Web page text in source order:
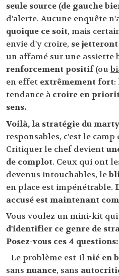
seule source (de gauche
d'alerte. Aucune enquête
quoique ce soit, mais
envie d'y croire, se
un affamé sur une assiette
renforcement positif(ou
en effet extrêmement fort:
tendance à croire en
sens.
Voilà, la stratégie du
responsables, c'est le
Critiquer le chef devient
de complot. Ceux qui ont
devenus intouchables, le
en place est impénétrable.
accusé est maintenant
Vous voulez un mini-kit
d'identifier ce genre de
Posez-vous ces 4 questions:
- Le problème est-ilnié en
sans nuance, sans